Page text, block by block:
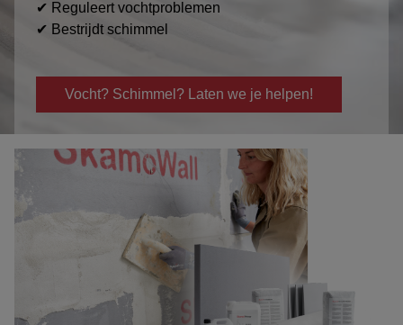
✔ Reguleert vochtproblemen
✔ Bestrijdt schimmel
Vocht? Schimmel? Laten we je helpen!